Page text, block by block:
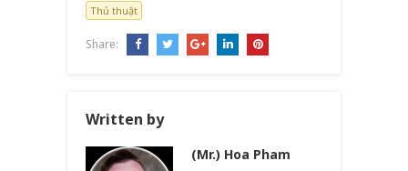
Thủ thuật
Share:
Written by
(Mr.) Hoa Pham